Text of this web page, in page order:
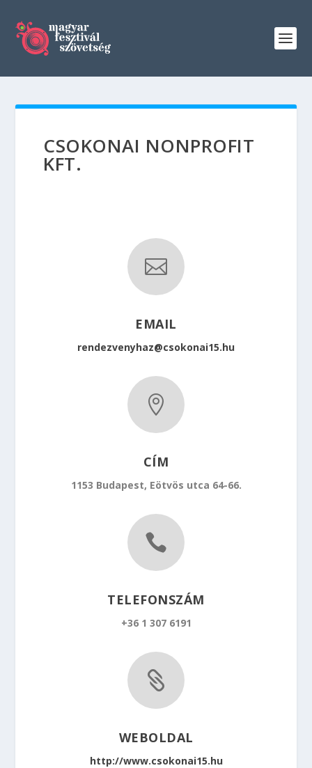
CSOKONAI NONPROFIT
KFT.

EMAIL
rendezvenyhaz@csokonai15.hu

CÍM
1153 Budapest, Eötvös utca 64-66.

TELEFONSZÁM
+36 1 307 6191

WEBOLDAL
http://www.csokonai15.hu